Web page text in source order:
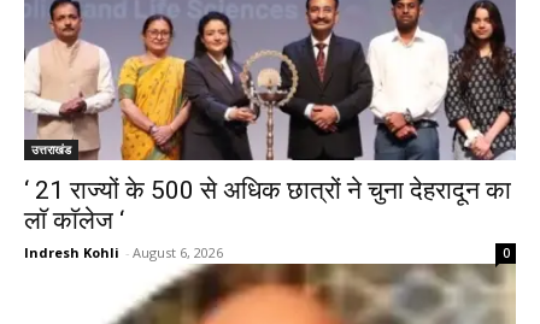
उत्तराखंड
‘ 21 राज्यों के 500 से अधिक छात्रों ने चुना देहरादून का
लाॅ काॅलेज ‘
Indresh Kohli - August 6, 2026 0